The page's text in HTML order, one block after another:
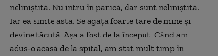
neliniștită. Nu intru în panică, dar sunt neliniștită.
Iar ea simte asta. Se agață foarte tare de mine și
devine tăcută. Așa a fost de la început. Când am
adus-o acasă de la spital, am stat mult timp în